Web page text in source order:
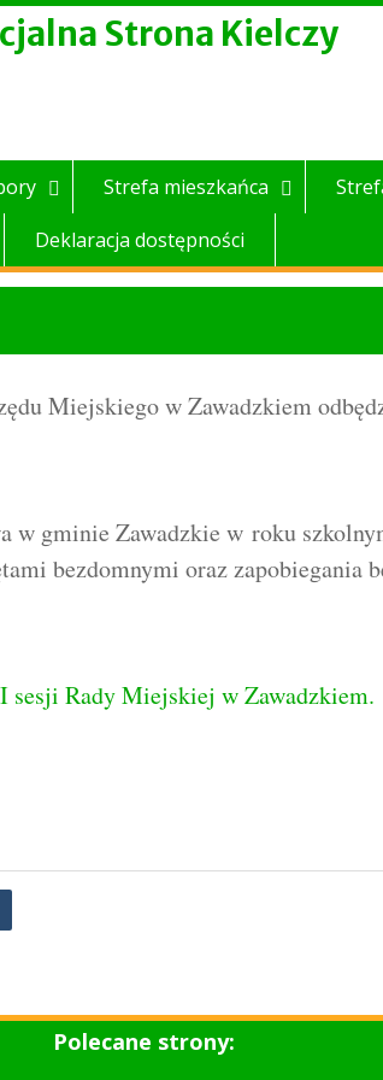
Strona Kielczy
Strefa mieszkańca
Deklaracja dostępności
Miejskiego w Zawadzkiem
w gminie Zawadzkie w roku
bezdomnymi oraz zapobiegania
sesji Rady Miejskiej w Zawadzkiem.
Polecane strony: